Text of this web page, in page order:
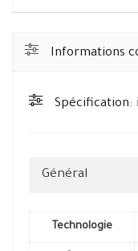
Informations
Spécification:
Général
Technologie